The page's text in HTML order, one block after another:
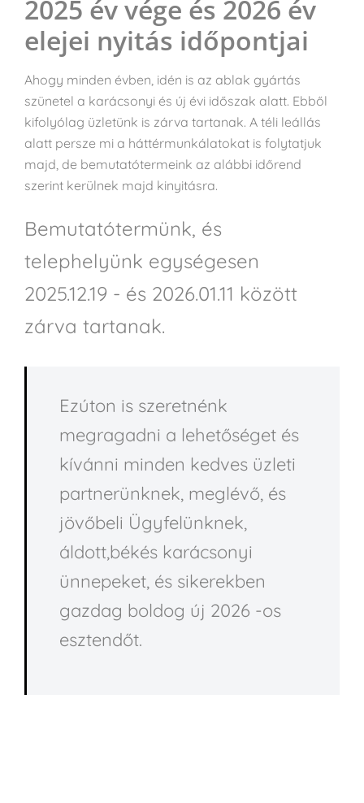
2025 év vége és 2026 év
elejei nyitás időpontjai
Ahogy minden évben, idén is az ablak gyártás
szünetel a karácsonyi és új évi időszak alatt. Ebből
kifolyólag üzletünk is zárva tartanak. A téli leállás
alatt persze mi a háttérmunkálatokat is folytatjuk
majd, de bemutatótermeink az alábbi időrend
szerint kerülnek majd kinyitásra.
Bemutatótermünk, és
telephelyünk egységesen
2025.12.19 - és 2026.01.11 között
zárva tartanak.
Ezúton is szeretnénk
megragadni a lehetőséget és
kívánni minden kedves üzleti
partnerünknek, meglévő, és
jövőbeli Ügyfelünknek,
áldott,békés karácsonyi
ünnepeket, és sikerekben
gazdag boldog új 2026 -os
esztendőt.